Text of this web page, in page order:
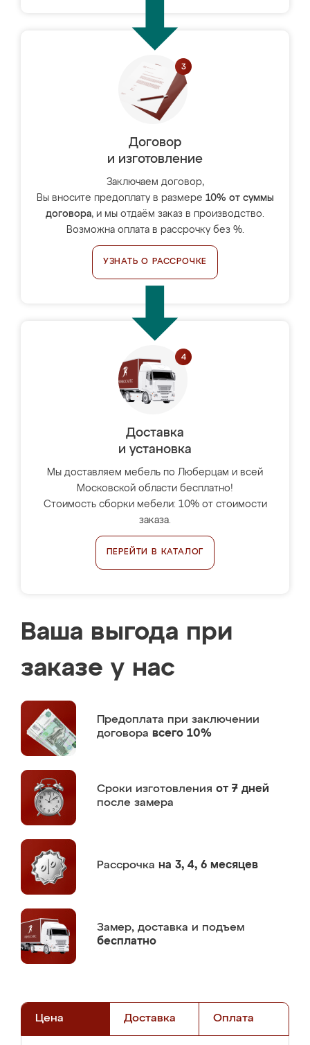
Договор
и изготовление
Заключаем договор,
Вы вносите предоплату в размере 10% от суммы
договора, и мы отдаём заказ в производство.
Возможна оплата в рассрочку без %.
УЗНАТЬ О РАССРОЧКЕ
Доставка
и установка
Мы доставляем мебель по Люберцам и всей
Московской области бесплатно!
Стоимость сборки мебели: 10% от стоимости
заказа.
ПЕРЕЙТИ В КАТАЛОГ
Ваша выгода при
заказе у нас
Предоплата при заключении
договора всего 10%
Сроки изготовления от 7 дней
после замера
Рассрочка на 3, 4, 6 месяцев
Замер, доставка и подъем
бесплатно
Цена Доставка Оплата